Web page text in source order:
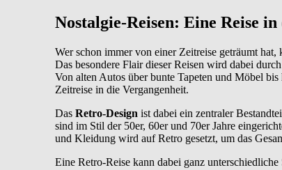
Nostalgie-Reisen: Eine Reise
Wer schon immer von einer Zeitreise geträumt
Das besondere Flair dieser Reisen wird dabei
Von alten Autos über bunte Tapeten und Möbel
Zeitreise in die Vergangenheit.
Das Retro-Design ist dabei ein zentraler
sind im Stil der 50er, 60er und 70er Jahre
und Kleidung wird auf Retro gesetzt, um das
Eine Retro-Reise kann dabei ganz